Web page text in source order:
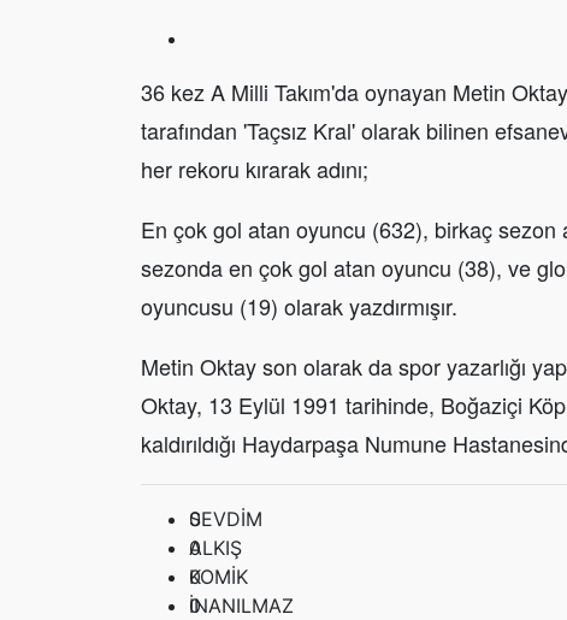
36 kez A Milli Takım'da oynayan Metin
tarafından 'Taçsız Kral' olarak bilinen
her rekoru kırarak adını;
En çok gol atan oyuncu (632), birkaç sezon
sezonda en çok gol atan oyuncu (38), ve
oyuncusu (19) olarak yazdırmışır.
Metin Oktay son olarak da spor yazarlığı
Oktay, 13 Eylül 1991 tarihinde, Boğaziçi
kaldırıldığı Haydarpaşa Numune
0
SEVDİM
0
ALKIŞ
0
KOMİK
0
İNANILMAZ